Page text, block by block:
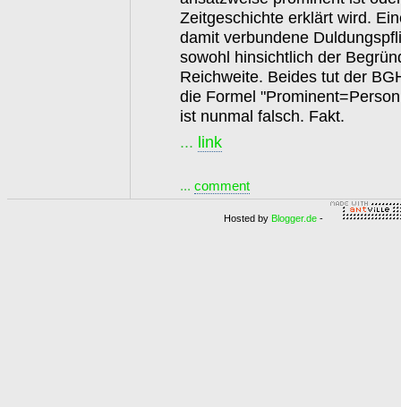
Zeitgeschichte erklärt wird.
damit verbundene
sowohl hinsichtlich der
Reichweite. Beides tut der
die Formel
ist nunmal falsch. Fakt.
... link
...comment
Hosted by Blogger.de -